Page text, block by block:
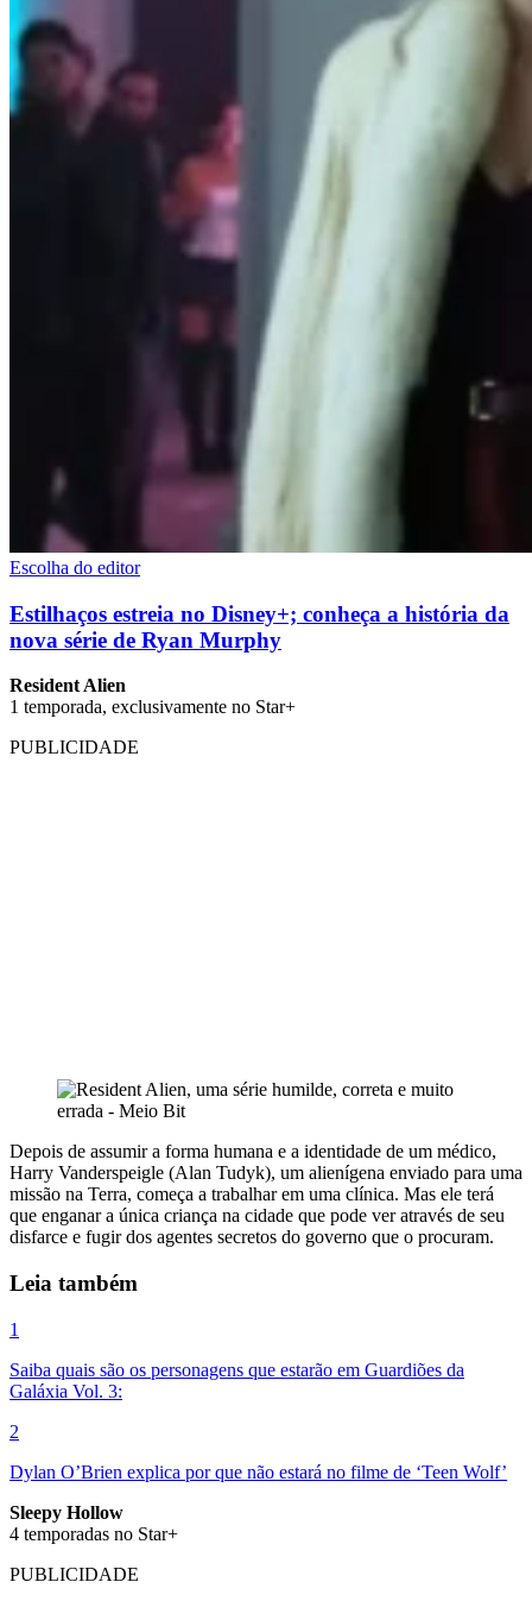
Escolha do editor
Estilhaços estreia no Disney+; conheça a história da
nova série de Ryan Murphy
Resident Alien
1 temporada, exclusivamente no Star+
PUBLICIDADE
Depois de assumir a forma humana e a identidade de um médico,
Harry Vanderspeigle (Alan Tudyk), um alienígena enviado para uma
missão na Terra, começa a trabalhar em uma clínica. Mas ele terá
que enganar a única criança na cidade que pode ver através de seu
disfarce e fugir dos agentes secretos do governo que o procuram.
Leia também
1
Saiba quais são os personagens que estarão em Guardiões da
Galáxia Vol. 3:
2
Dylan O’Brien explica por que não estará no filme de ‘Teen Wolf’
Sleepy Hollow
4 temporadas no Star+
PUBLICIDADE